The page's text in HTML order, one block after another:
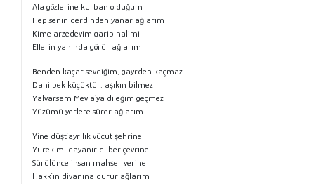
Ala gözlerine kurban olduğum
Hep senin derdinden yanar ağlarım
Kime arzedeyim garip halimi
Ellerin yanında görür ağlarım
Benden kaçar sevdiğim, gayrden kaçmaz
Dahi pek küçüktür, aşıkın bilmez
Yalvarsam Mevla´ya dileğim geçmez
Yüzümü yerlere sürer ağlarım
Yine düşt´ayrılık vücut şehrine
Yürek mi dayanır dilber çevrine
Sürülünce insan mahşer yerine
Hakk´ın divanına durur ağlarım